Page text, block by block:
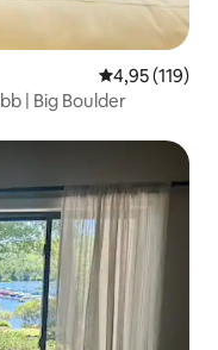
4,95 av 5 i
4,95 (119)
| Big Boulder